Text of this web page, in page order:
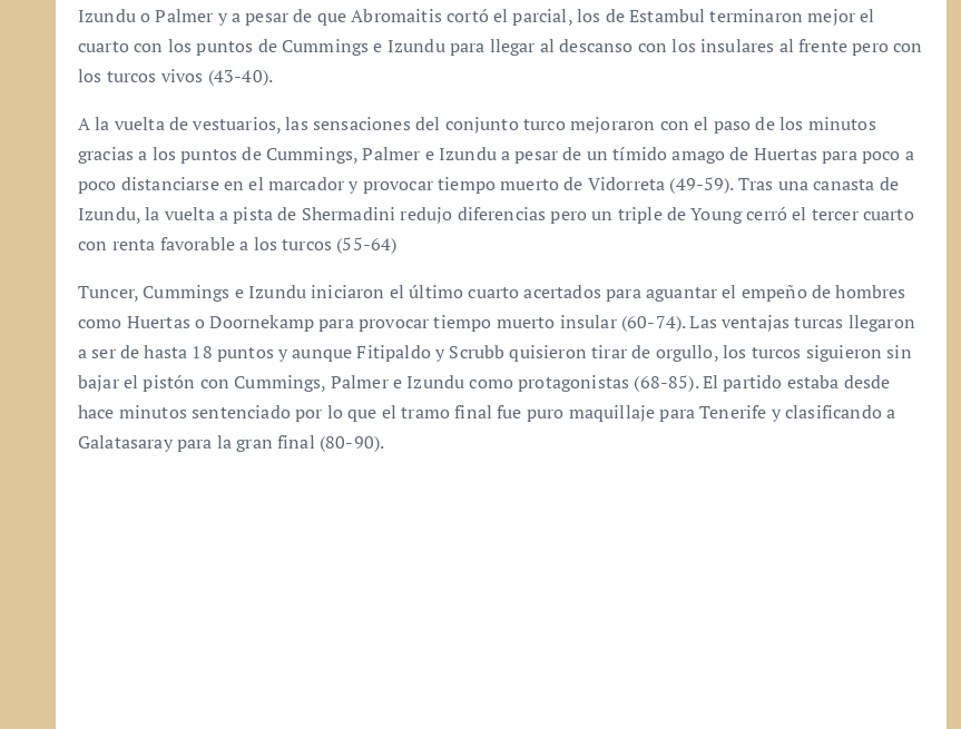
Izundu o Palmer y a pesar de que Abromaitis cortó el parcial, los de Estambul terminaron mejor el
cuarto con los puntos de Cummings e Izundu para llegar al descanso con los insulares al frente pero con
los turcos vivos (43-40).
A la vuelta de vestuarios, las sensaciones del conjunto turco mejoraron con el paso de los minutos
gracias a los puntos de Cummings, Palmer e Izundu a pesar de un tímido amago de Huertas para poco a
poco distanciarse en el marcador y provocar tiempo muerto de Vidorreta (49-59). Tras una canasta de
Izundu, la vuelta a pista de Shermadini redujo diferencias pero un triple de Young cerró el tercer cuarto
con renta favorable a los turcos (55-64)
Tuncer, Cummings e Izundu iniciaron el último cuarto acertados para aguantar el empeño de hombres
como Huertas o Doornekamp para provocar tiempo muerto insular (60-74). Las ventajas turcas llegaron
a ser de hasta 18 puntos y aunque Fitipaldo y Scrubb quisieron tirar de orgullo, los turcos siguieron sin
bajar el pistón con Cummings, Palmer e Izundu como protagonistas (68-85). El partido estaba desde
hace minutos sentenciado por lo que el tramo final fue puro maquillaje para Tenerife y clasificando a
Galatasaray para la gran final (80-90).